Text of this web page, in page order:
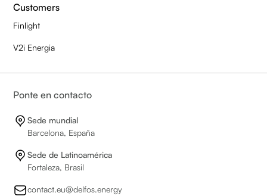
Customers
Finlight
V2i Energia
Ponte en contacto
Sede mundial
Barcelona, España
Sede de Latinoamérica
Fortaleza, Brasil
contact.eu@delfos.energy